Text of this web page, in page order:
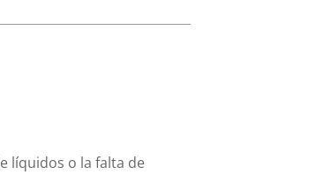
líquidos o la falta de